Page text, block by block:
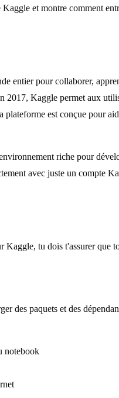
et montre comment
entier pour collaborer,
Kaggle permet aux
est conçue pour
riche pour
avec juste un compte
tu dois t'assurer que
des paquets et des
notebook